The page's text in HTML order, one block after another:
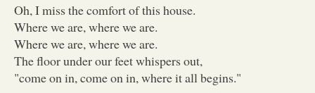
Oh, I miss the comfort of this house.
Where we are, where we are.
Where we are, where we are.
The floor under our feet whispers out,
"come on in, come on in, where it all begins."